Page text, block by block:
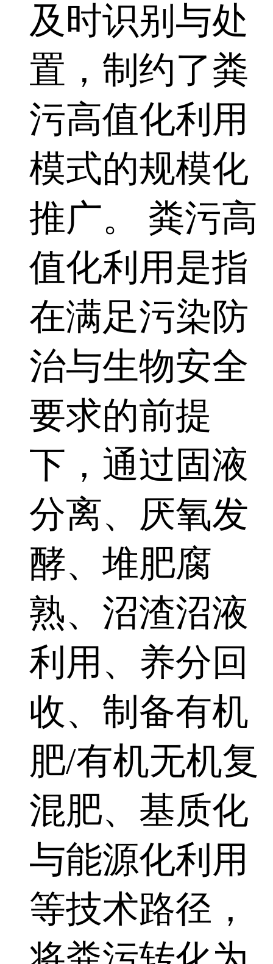
及时识别与处
置，制约了粪
污高值化利用
模式的规模化
推广。 粪污高
值化利用是指
在满足污染防
治与生物安全
要求的前提
下，通过固液
分离、厌氧发
酵、堆肥腐
熟、沼渣沼液
利用、养分回
收、制备有机
肥/有机无机复
混肥、基质化
与能源化利用
等技术路径，